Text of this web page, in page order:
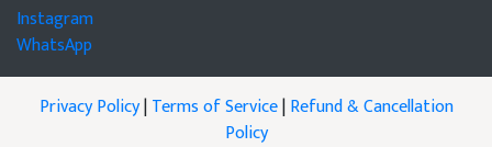
Instagram
WhatsApp
Privacy Policy|Terms of Service|Refund & Cancellation
Policy